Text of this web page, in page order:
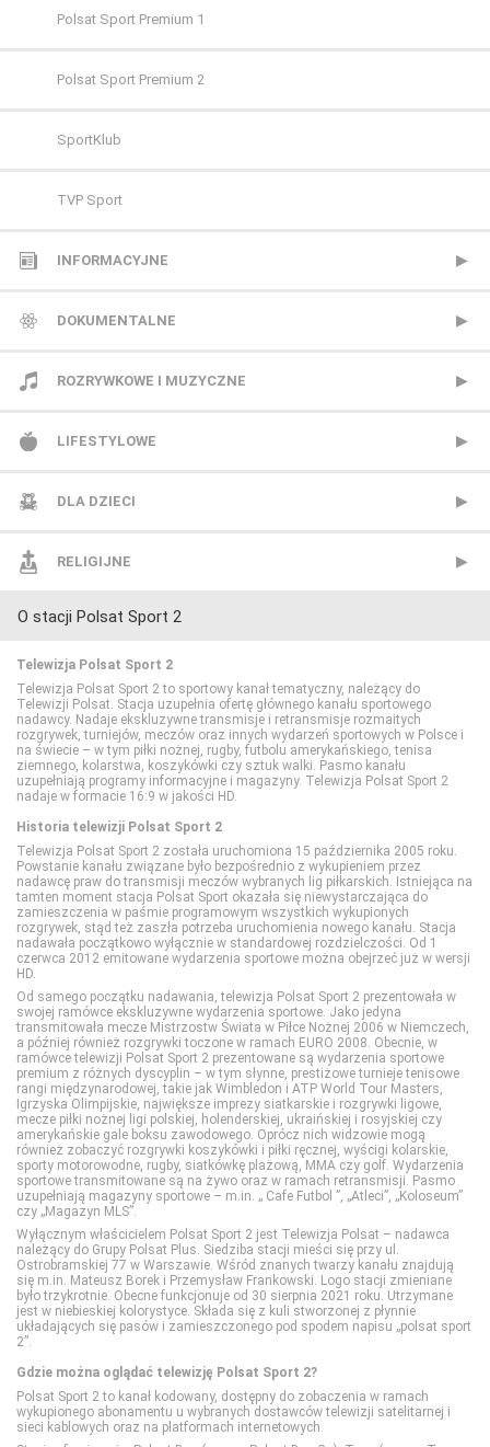
FILMBOX+ Hits
FILMBOX+ One
FX
FX Comedy
HBO
HBO 2
HBO 3
Kino Polska
Paramount Network
Polsat Comedy Central Extra
Polsat Film
Polsat Film 2
Polsat Seriale
Romance TV
SCI FI
Show TV
Sundance TV
TVN Fabuła
TVP Seriale
Viasat Epic Drama
Warner TV
Polsat Sport Premium 1
Polsat Sport Premium 2
SportKlub
TVP Sport
INFORMACYJNE
Polsat News
Republika
TVN24
TVN24 Biznes i Świat
TVP Info
Wydarzenia 24
DOKUMENTALNE
Animal Planet
BBC Earth
CANAL+ Dokument
CBS Reality
CI Polsat
Discovery Channel
Discovery Historia
Discovery Life
Discovery Science
DTX (d. Discovery Turbo Xtra)
HISTORY
HISTORY 2
ID
Nat Geo People
National Geographic
PLANETE+
ROZRYWKOWE I MUZYCZNE
BBC Brit
Mezzo
MTV Polska
TVP Rozrywka
LIFESTYLOWE
BBC Lifestyle
CANAL+ Domo
CANAL+ Kuchnia
Food Network
HGTV
Lifetime
Polsat Cafe
Polsat Games
Polsat Rodzina
TLC
TTV
TVN Style
TVN Turbo
DLA DZIECI
Cartoon Network
Cartoonito
Disney Channel
Disney Junior
Disney XD
MiniMini+
Nickelodeon
TVP ABC
RELIGIJNE
TV Trwam
O stacji Polsat Sport 2
Telewizja Polsat Sport 2
Telewizja Polsat Sport 2 to sportowy kanał tematyczny, należący do
Telewizji Polsat. Stacja uzupełnia ofertę głównego kanału sportowego
nadawcy. Nadaje ekskluzywne transmisje i retransmisje rozmaitych
rozgrywek, turniejów, meczów oraz innych wydarzeń sportowych w Polsce i
na świecie – w tym piłki nożnej, rugby, futbolu amerykańskiego, tenisa
ziemnego, kolarstwa, koszykówki czy sztuk walki. Pasmo kanału
uzupełniają programy informacyjne i magazyny. Telewizja Polsat Sport 2
nadaje w formacie 16:9 w jakości HD.
Historia telewizji Polsat Sport 2
Telewizja Polsat Sport 2 została uruchomiona 15 października 2005 roku.
Powstanie kanału związane było bezpośrednio z wykupieniem przez
nadawcę praw do transmisji meczów wybranych lig piłkarskich. Istniejąca na
tamten moment stacja Polsat Sport okazała się niewystarczająca do
zamieszczenia w paśmie programowym wszystkich wykupionych
rozgrywek, stąd też zaszła potrzeba uruchomienia nowego kanału. Stacja
nadawała początkowo wyłącznie w standardowej rozdzielczości. Od 1
czerwca 2012 emitowane wydarzenia sportowe można obejrzeć już w wersji
HD.
Od samego początku nadawania, telewizja Polsat Sport 2 prezentowała w
swojej ramówce ekskluzywne wydarzenia sportowe. Jako jedyna
transmitowała mecze Mistrzostw Świata w Piłce Nożnej 2006 w Niemczech,
a później również rozgrywki toczone w ramach EURO 2008. Obecnie, w
ramówce telewizji Polsat Sport 2 prezentowane są wydarzenia sportowe
premium z różnych dyscyplin – w tym słynne, prestiżowe turnieje tenisowe
rangi międzynarodowej, takie jak Wimbledon i ATP World Tour Masters,
Igrzyska Olimpijskie, największe imprezy siatkarskie i rozgrywki ligowe,
mecze piłki nożnej ligi polskiej, holenderskiej, ukraińskiej i rosyjskiej czy
amerykańskie gale boksu zawodowego. Oprócz nich widzowie mogą
również zobaczyć rozgrywki koszykówki i piłki ręcznej, wyścigi kolarskie,
sporty motorowodne, rugby, siatkówkę plażową, MMA czy golf. Wydarzenia
sportowe transmitowane są na żywo oraz w ramach retransmisji. Pasmo
uzupełniają magazyny sportowe – m.in. „ Cafe Futbol ”, „Atleci”, „Koloseum”
czy „Magazyn MLS”.
Wyłącznym właścicielem Polsat Sport 2 jest Telewizja Polsat – nadawca
należący do Grupy Polsat Plus. Siedziba stacji mieści się przy ul.
Ostrobramskiej 77 w Warszawie. Wśród znanych twarzy kanału znajdują
się m.in. Mateusz Borek i Przemysław Frankowski. Logo stacji zmieniane
było trzykrotnie. Obecne funkcjonuje od 30 sierpnia 2021 roku. Utrzymane
jest w niebieskiej kolorystyce. Składa się z kuli stworzonej z płynnie
układających się pasów i zamieszczonego pod spodem napisu „polsat sport
2”.
Gdzie można oglądać telewizję Polsat Sport 2?
Polsat Sport 2 to kanał kodowany, dostępny do zobaczenia w ramach
wykupionego abonamentu u wybranych dostawców telewizji satelitarnej i
sieci kablowych oraz na platformach internetowych.